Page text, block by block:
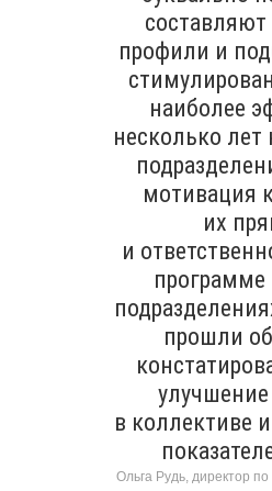
профили и
наиболее
несколько лет
мотивация
их
и
программе
прошли
в коллективе
Ольга Рудь, директор